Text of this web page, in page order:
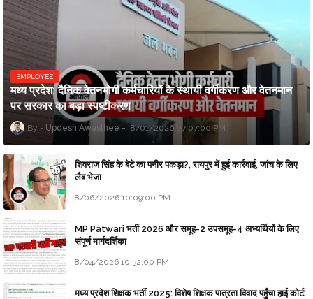
EMPLOYEE
मध्य प्रदेश: दैनिक वेतनभोगी कर्मचारियों के स्थायी वर्गीकरण और वेतनमान
पर सरकार का बड़ा स्पष्टीकरण
Updesh Awasthee 8/01/2026 07:07:00 PM
शिवराज सिंह के बेटे का पनीर पकड़ा?, रायपुर में हुई कार्रवाई, जांच के लिए
लैब भेजा
8/06/2026 10:09:00 PM
MP Patwari भर्ती 2026 और समूह-2 उपसमूह-4 अभ्यर्थियों के लिए
संपूर्ण मार्गदर्शिका
8/04/2026 10:32:00 PM
मध्य प्रदेश शिक्षक भर्ती 2025: विशेष शिक्षक पात्रता विवाद पहुँचा हाई कोर्ट;